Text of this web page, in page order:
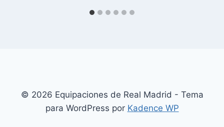
© 2026 Equipaciones de Real Madrid - Tema
para WordPress por Kadence WP